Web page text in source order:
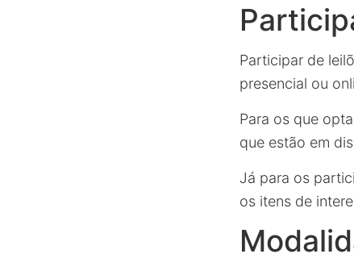
Participar de
presencial ou
Para os que
que estão em
Já para os
os itens de